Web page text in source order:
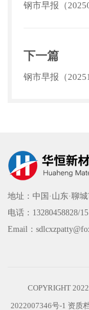
钢市早报（
下一篇
钢市早报（
地址：中国·山东·聊
电话：13280458828/
Email：
COPYRIGHT
2022007346号-1 资质